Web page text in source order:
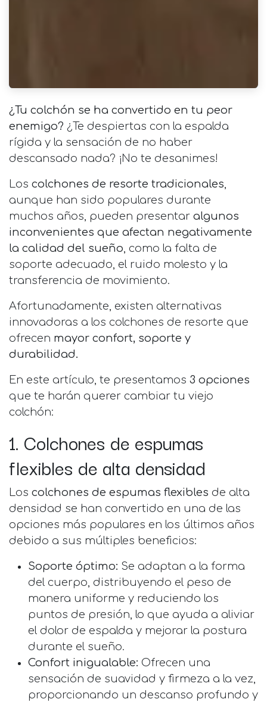
¿Tu colchón se ha convertido en tu peor
enemigo? ¿Te despiertas con la espalda
rígida y la sensación de no haber
descansado nada? ¡No te desanimes!
Los colchones de resorte tradicionales,
aunque han sido populares durante
muchos años, pueden presentar algunos
inconvenientes que afectan negativamente
la calidad del sueño, como la falta de
soporte adecuado, el ruido molesto y la
transferencia de movimiento.
Afortunadamente, existen alternativas
innovadoras a los colchones de resorte que
ofrecen mayor confort, soporte y
durabilidad.
En este artículo, te presentamos 3 opciones
que te harán querer cambiar tu viejo
colchón:
1. Colchones de espumas
flexibles de alta densidad
Los colchones de espumas flexibles de alta
densidad se han convertido en una de las
opciones más populares en los últimos años
debido a sus múltiples beneficios:
Soporte óptimo: Se adaptan a la forma
del cuerpo, distribuyendo el peso de
manera uniforme y reduciendo los
puntos de presión, lo que ayuda a aliviar
el dolor de espalda y mejorar la postura
durante el sueño.
Confort inigualable: Ofrecen una
sensación de suavidad y firmeza a la vez,
proporcionando un descanso profundo y